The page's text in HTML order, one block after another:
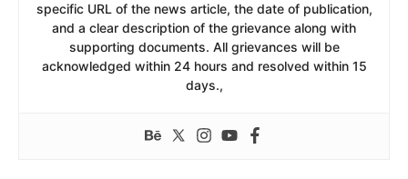
specific URL of the news article, the date of publication,
and a clear description of the grievance along with
supporting documents. All grievances will be
acknowledged within 24 hours and resolved within 15
days.,